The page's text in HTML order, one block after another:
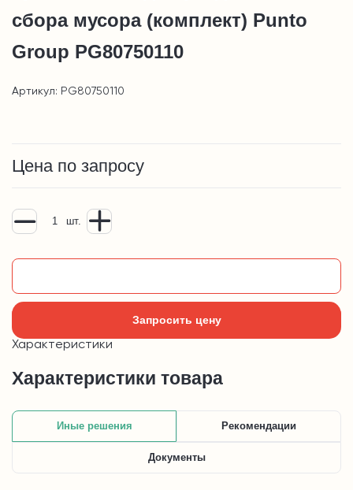
сбора мусора (комплект) Punto
Group PG80750110
Артикул: PG80750110
Цена по запросу
шт.
Запросить цену
Характеристики
Характеристики товара
Иные решения Рекомендации
Документы